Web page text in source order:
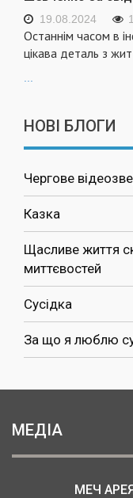
19.08.2024
Останнім часом в
цікава деталь з
НОВІ БЛОГИ
Чергове
Казка
Щасливе життя
миттєвостей
Сусідка
За що я люблю
МЕДІА
МЕЧ